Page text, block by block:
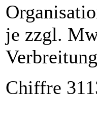
je zzgl.
Chiffre